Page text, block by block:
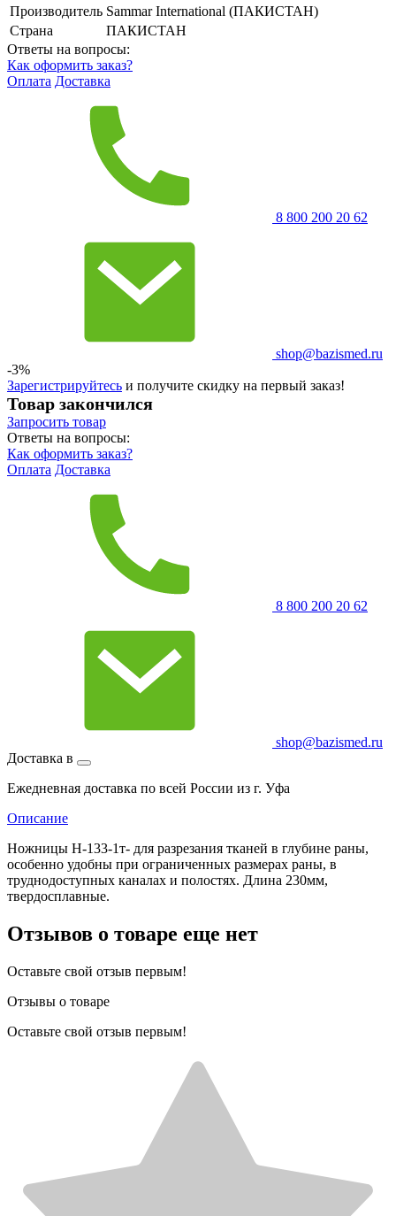
Производитель Sammar International (ПАКИСТАН)
Страна
ПАКИСТАН
Ответы на вопросы:
Как оформить заказ?
Оплата Доставка
8 800 200 20 62
shop@bazismed.ru
-3%
Зарегистрируйтесь и получите скидку на первый заказ!
Товар закончился
Запросить товар
Ответы на вопросы:
Как оформить заказ?
Оплата Доставка
8 800 200 20 62
shop@bazismed.ru
Доставка в
Ежедневная доставка по всей России из г. Уфа
Описание
Ножницы Н-133-1т- для разрезания тканей в глубине раны,
особенно удобны при ограниченных размерах раны, в
труднодоступных каналах и полостях. Длина 230мм,
твердосплавные.
Отзывов о товаре еще нет
Оставьте свой отзыв первым!
Отзывы о товаре
Оставьте свой отзыв первым!